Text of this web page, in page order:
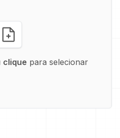
clique para selecionar